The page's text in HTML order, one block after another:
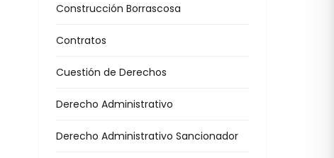
Construcción Borrascosa
Contratos
Cuestión de Derechos
Derecho Administrativo
Derecho Administrativo Sancionador